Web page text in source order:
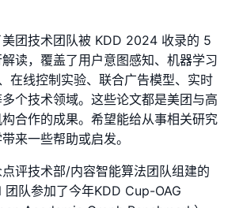
团技术团队被 KDD 2024 收录的 5
读，覆盖了用户意图感知、机器学习
在线控制实验、联合广告模型、实时
个技术领域。这些论文都是美团与高
合作的成果。希望能给从事相关研究
来一些帮助或启发。
评技术部/内容智能算法团队组建的
团队参加了今年KDD Cup-OAG